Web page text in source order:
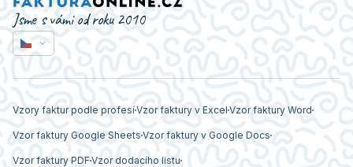
Jsme s vámi od roku 2010
Vzory faktur podle profesíVzor faktury v Excel Vzor faktury Word
Vzor faktury Google Sheets Vzor faktury v Google Docs
Vzor faktury PDFVzor dodacího listu